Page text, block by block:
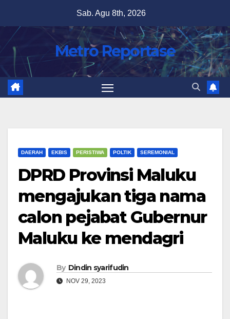
content
Sab. Agu 8th, 2026
Metro Reportase
DAERAH EKBIS PERISTIWA POLTIK SEREMONIAL
DPRD Provinsi Maluku
mengajukan tiga nama
calon pejabat Gubernur
Maluku ke mendagri
By Dindin syarifudin
NOV 29, 2023